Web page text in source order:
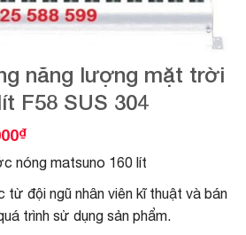
năng lượng mặt trời
F58 SUS 304
₫G
á
i
ệ
nóng matsuno 160 lít
đội ngũ nhân viên kĩ thuật và bán
trình sử dụng sản phẩm.